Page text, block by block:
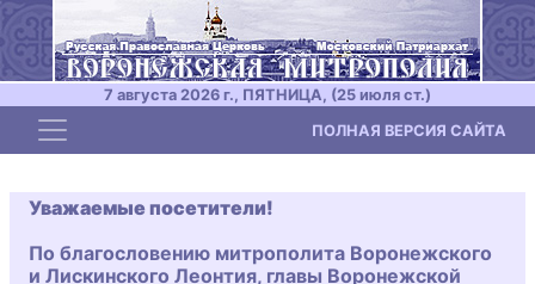
7 августа 2026 г., ПЯТНИЦА, (25 июля ст.)
Toggle navigation ПОЛНАЯ ВЕРСИЯ САЙТА
Уважаемые посетители!
По благословению митрополита Воронежского
и Лискинского Леонтия, главы Воронежской